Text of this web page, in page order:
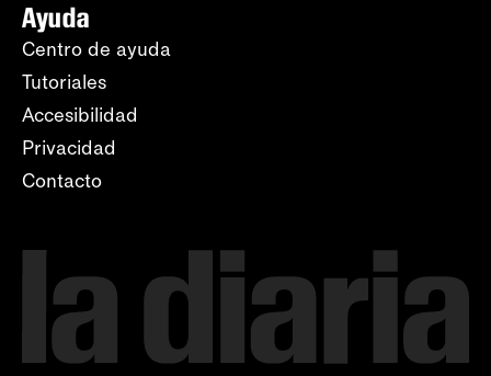
Ayuda
Centro de ayuda
Tutoriales
Accesibilidad
Privacidad
Contacto